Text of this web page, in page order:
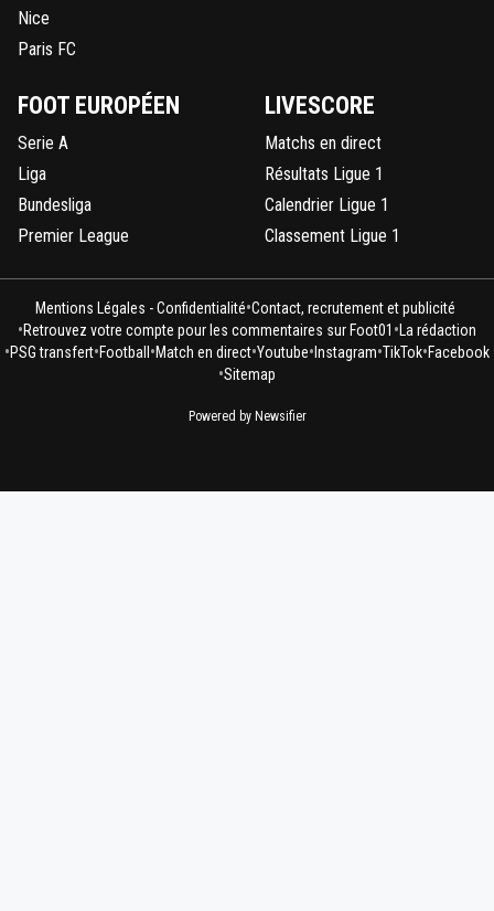
Nice
Paris FC
FOOT EUROPÉEN
Serie A
Liga
Bundesliga
Premier League
LIVESCORE
Matchs en direct
Résultats Ligue 1
Calendrier Ligue 1
Classement Ligue 1
Mentions Légales - Confidentialité•Contact, recrutement et publicité
•Retrouvez votre compte pour les commentaires sur Foot01 •La rédaction
•PSG transfert•Football •Match en direct•Youtube• Instagram•TikTok•Facebook
•Sitemap
Powered by Newsifier